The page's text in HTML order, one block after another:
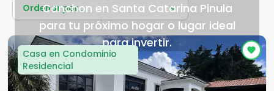
Canchon en Santa Catarina Pinula
para tu próximo hogar o lugar ideal
para invertir.
Ordenar por...
Casa en Condominio
Residencial